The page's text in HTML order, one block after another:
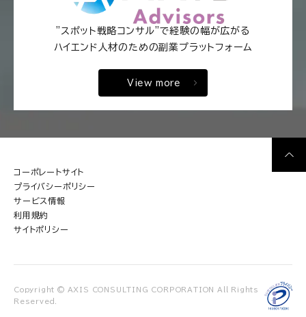
"スポット戦略コンサル"で経験の幅が広がる
ハイエンド人材のための副業プラットフォーム
View more
コーポレートサイト
プライバシーポリシー
サービス情報
利用規約
サイトポリシー
Copyright © AXIS CONSULTING CORPORATION All Rights
Reserved.